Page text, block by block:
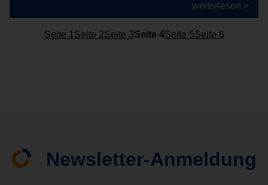
weiterlesen >
Seite 1 Seite 2Seite 3Seite 4Seite 5Seite 6
Newsletter-Anmeldung